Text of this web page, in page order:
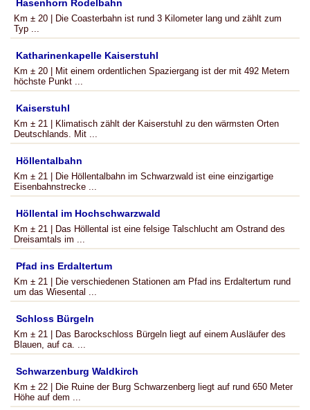
Hasenhorn Rodelbahn
Km ± 20 | Die Coasterbahn ist rund 3 Kilometer lang und zählt zum
Typ ...
Katharinenkapelle Kaiserstuhl
Km ± 20 | Mit einem ordentlichen Spaziergang ist der mit 492 Metern
höchste Punkt ...
Kaiserstuhl
Km ± 21 | Klimatisch zählt der Kaiserstuhl zu den wärmsten Orten
Deutschlands. Mit ...
Höllentalbahn
Km ± 21 | Die Höllentalbahn im Schwarzwald ist eine einzigartige
Eisenbahnstrecke ...
Höllental im Hochschwarzwald
Km ± 21 | Das Höllental ist eine felsige Talschlucht am Ostrand des
Dreisamtals im ...
Pfad ins Erdaltertum
Km ± 21 | Die verschiedenen Stationen am Pfad ins Erdaltertum rund
um das Wiesental ...
Schloss Bürgeln
Km ± 21 | Das Barockschloss Bürgeln liegt auf einem Ausläufer des
Blauen, auf ca. ...
Schwarzenburg Waldkirch
Km ± 22 | Die Ruine der Burg Schwarzenberg liegt auf rund 650 Meter
Höhe auf dem ...